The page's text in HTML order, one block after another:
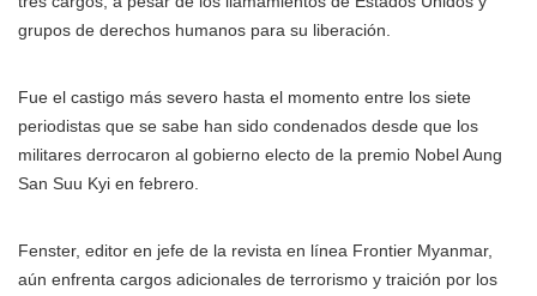
grupos de derechos humanos para su liberación.
Fue el castigo más severo hasta el momento entre los siete
periodistas que se sabe han sido condenados desde que los
militares derrocaron al gobierno electo de la premio Nobel Aung
San Suu Kyi en febrero.
Fenster, editor en jefe de la revista en línea Frontier Myanmar,
aún enfrenta cargos adicionales de terrorismo y traición por los